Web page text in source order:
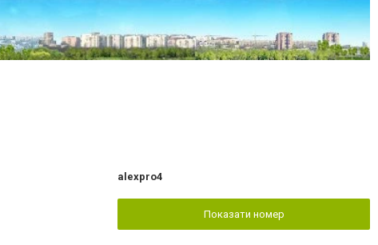
alexpro4
Показати номер